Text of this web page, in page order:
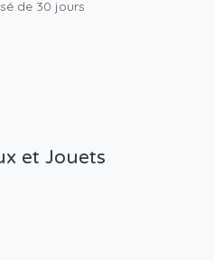
de 30 jours
et Jouets